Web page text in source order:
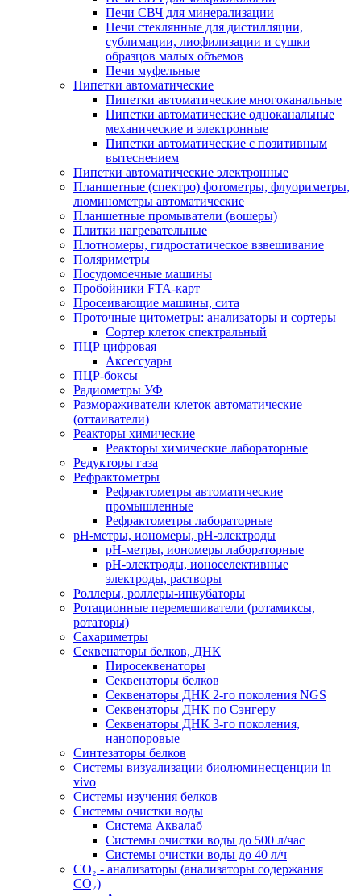
Печи СВЧ для минерализации
Печи стеклянные для дистилляции,
сублимации, лиофилизации и сушки
образцов малых объемов
Печи муфельные
Пипетки автоматические
Пипетки автоматические многоканальные
Пипетки автоматические одноканальные
механические и электронные
Пипетки автоматические с позитивным
вытеснением
Пипетки автоматические электронные
Планшетные (спектро) фотометры, флуориметры,
люминометры автоматические
Планшетные промыватели (вошеры)
Плитки нагревательные
Плотномеры, гидростатическое взвешивание
Поляриметры
Посудомоечные машины
Пробойники FTA-карт
Просеивающие машины, сита
Проточные цитометры: анализаторы и сортеры
Сортер клеток спектральный
ПЦР цифровая
Аксессуары
ПЦР-боксы
Радиометры УФ
Размораживатели клеток автоматические
(оттаиватели)
Реакторы химические
Реакторы химические лабораторные
Редукторы газа
Рефрактометры
Рефрактометры автоматические
промышленные
Рефрактометры лабораторные
рН-метры, иономеры, рН-электроды
рН-метры, иономеры лабораторные
рН-электроды, ионоселективные
электроды, растворы
Роллеры, роллеры-инкубаторы
Ротационные перемешиватели (ротамиксы,
ротаторы)
Сахариметры
Секвенаторы белков, ДНК
Пиросеквенаторы
Секвенаторы белков
Секвенаторы ДНК 2-го поколения NGS
Секвенаторы ДНК по Сэнгеру
Секвенаторы ДНК 3-го поколения,
нанопоровые
Синтезаторы белков
Системы визуализации биолюминесценции in
vivo
Системы изучения белков
Системы очистки воды
Система Аквалаб
Системы очистки воды до 500 л/час
Системы очистки воды до 40 л/ч
СО₂ - анализаторы (анализаторы содержания
СО₂)